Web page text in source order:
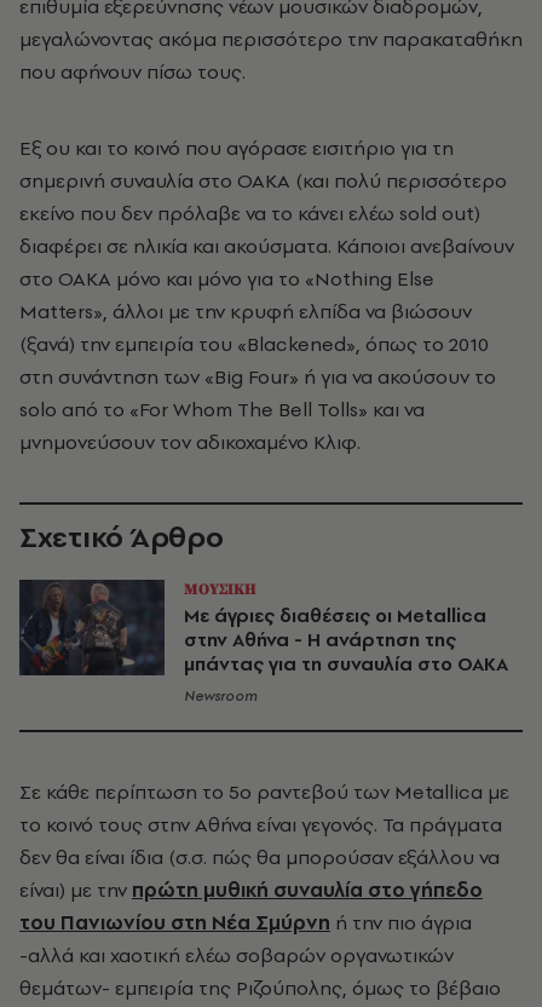
επιθυμία εξερεύνησης νέων μουσικών διαδρομών,
μεγαλώνοντας ακόμα περισσότερο την παρακαταθήκη
που αφήνουν πίσω τους.
Εξ ου και το κοινό που αγόρασε εισιτήριο για τη
σημερινή συναυλία στο ΟΑΚΑ (και πολύ περισσότερο
εκείνο που δεν πρόλαβε να το κάνει ελέω sold out)
διαφέρει σε ηλικία και ακούσματα. Κάποιοι ανεβαίνουν
στο ΟΑΚΑ μόνο και μόνο για το «Nothing Else
Matters», άλλοι με την κρυφή ελπίδα να βιώσουν
(ξανά) την εμπειρία του «Blackened», όπως το 2010
στη συνάντηση των «Big Four» ή για να ακούσουν το
solo από το «For Whom The Bell Tolls» και να
μνημονεύσουν τον αδικοχαμένο Κλιφ.
Σχετικό Άρθρο
ΜΟΥΣΙΚΗ
Με άγριες διαθέσεις οι Metallica
στην Αθήνα - Η ανάρτηση της
μπάντας για τη συναυλία στο ΟΑΚΑ
Newsroom
Σε κάθε περίπτωση το 5ο ραντεβού των Metallica με
το κοινό τους στην Αθήνα είναι γεγονός. Τα πράγματα
δεν θα είναι ίδια (σ.σ. πώς θα μπορούσαν εξάλλου να
είναι) με την πρώτη μυθική συναυλία στο γήπεδο
του Πανιωνίου στη Νέα Σμύρνη ή την πιο άγρια
-αλλά και χαοτική ελέω σοβαρών οργανωτικών
θεμάτων- εμπειρία της Ριζούπολης, όμως το βέβαιο